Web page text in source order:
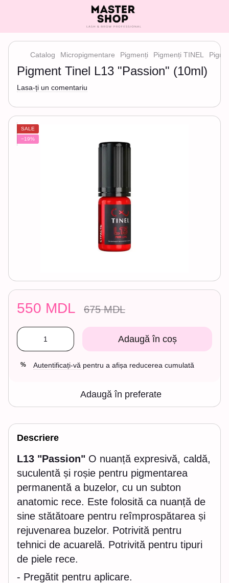
Catalog Micropigmentare Pigmenți Pigmenți TINEL
Pigment Tinel L13 "Passion" (10ml)
Lasa-ți un comentariu
SALE
−19%
550 MDL 675 MDL
Adaugă în coș
% Autentificați-vă pentru a afișa reducerea cumulată
Adaugă în preferate
Descriere
L13 "Passion" O nuanță expresivă, caldă,
suculentă și roșie pentru pigmentarea
permanentă a buzelor, cu un subton
anatomic rece. Este folosită ca nuanță de
sine stătătoare pentru reîmprospătarea și
rejuvenarea buzelor. Potrivită pentru
tehnici de acuarelă. Potrivită pentru tipuri
de piele rece.
- Pregătit pentru aplicare.